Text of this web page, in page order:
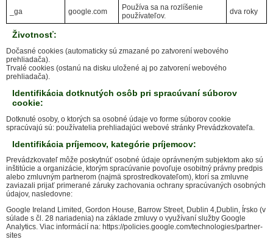
_ga google.com
Používa sa na rozlíšenie
používateľov.
dva roky
Životnosť:
Dočasné cookies (automaticky sú zmazané po zatvorení webového
prehliadača).
Trvalé cookies (ostanú na disku uložené aj po zatvorení webového
prehliadača).
Identifikácia dotknutých osôb pri spracúvaní súborov
cookie:
Dotknuté osoby, o ktorých sa osobné údaje vo forme súborov cookie
spracúvajú sú: používatelia prehliadajúci webové stránky Prevádzkovateľa.
Identifikácia príjemcov, kategórie príjemcov:
Prevádzkovateľ môže poskytnúť osobné údaje oprávneným subjektom ako sú
inštitúcie a organizácie, ktorým spracúvanie povoľuje osobitný právny predpis
alebo zmluvným partnerom (najmä sprostredkovateľom), ktorí sa zmluvne
zaviazali prijať primerané záruky zachovania ochrany spracúvaných osobných
údajov, nasledovne:
Google Ireland Limited, Gordon House, Barrow Street, Dublin 4,Dublin, Írsko (v
súlade s čl. 28 nariadenia) na základe zmluvy o využívaní služby Google
Analytics. Viac informácií na: https://policies.google.com/technologies/partner-
sites